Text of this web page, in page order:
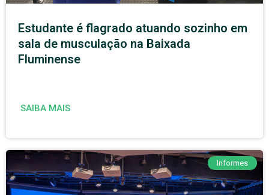
Estudante é flagrado atuando sozinho em
sala de musculação na Baixada
Fluminense
SAIBA MAIS
Informes